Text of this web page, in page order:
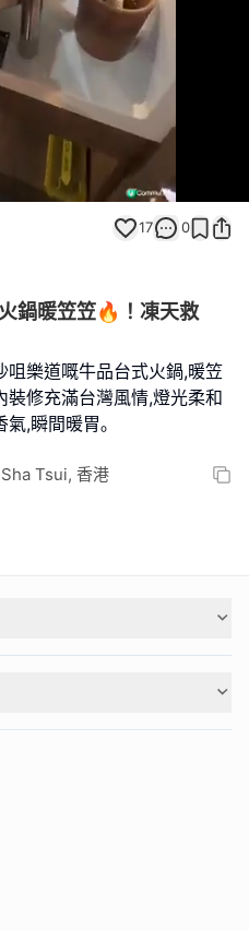
17 0
鍋暖笠笠🔥！凍天救
咀樂道嘅牛品台式火鍋,暖笠
修充滿台灣風情,燈光柔和
氣,瞬間暖胃｡
Tsui, 香港